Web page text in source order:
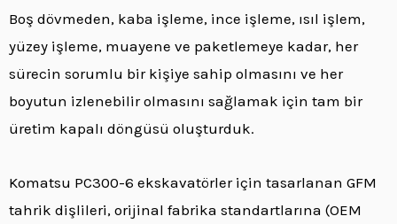
Boş dövmeden, kaba işleme, ince işleme, ısıl işlem,
yüzey işleme, muayene ve paketlemeye kadar, her
sürecin sorumlu bir kişiye sahip olmasını ve her
boyutun izlenebilir olmasını sağlamak için tam bir
üretim kapalı döngüsü oluşturduk.
Komatsu PC300-6 ekskavatörler için tasarlanan GFM
tahrik dişlileri, orijinal fabrika standartlarına (OEM